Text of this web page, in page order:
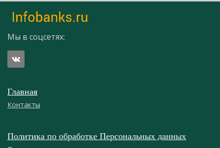
Мы в соцсетях:
Главная
Контакты
Политика по обработке Персональных данных